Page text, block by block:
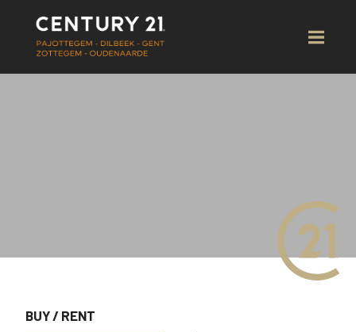
BUY/ RENT